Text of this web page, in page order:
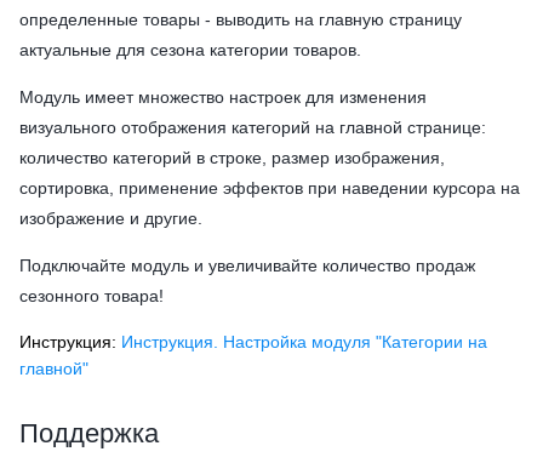
определенные товары - выводить на главную страницу
актуальные для сезона категории товаров.
Модуль имеет множество настроек для изменения
визуального отображения категорий на главной странице:
количество категорий в строке, размер изображения,
сортировка, применение эффектов при наведении курсора на
изображение и другие.
Подключайте модуль и увеличивайте количество продаж
сезонного товара!
Инструкция: Инструкция. Настройка модуля "Категории на
главной"
Поддержка